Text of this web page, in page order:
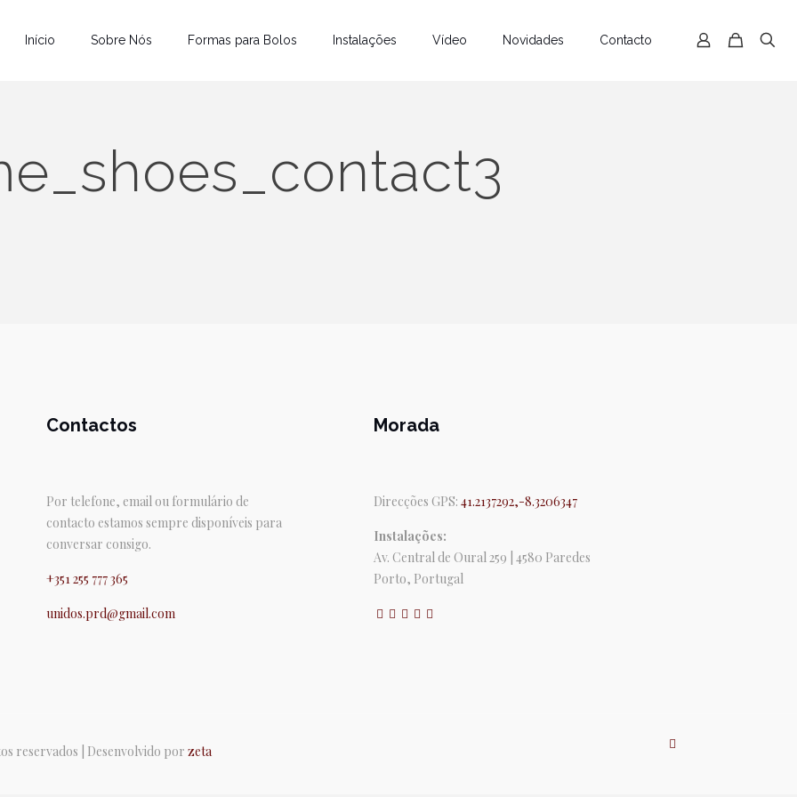
Início Sobre Nós Formas para Bolos Instalações Vídeo Novidades Contacto
Contactos
Por telefone, email ou formulário de
contacto estamos sempre disponíveis para
conversar consigo.
+351 255 777 365
unidos.prd@gmail.com
Morada
Direcções GPS: 41.2137292,-8.3206347
Instalações:
Av. Central de Oural 259 | 4580 Paredes
Porto, Portugal
reservados | Desenvolvido por zeta